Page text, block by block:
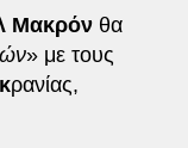
Μακρόνθα
» με τους
κρανίας,